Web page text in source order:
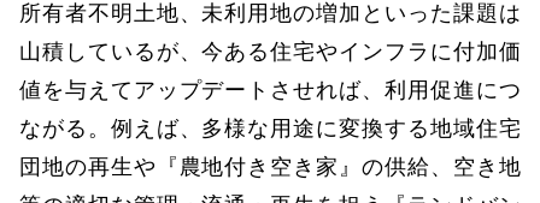
所有者不明土地、未利用地の増加といった課題は
山積しているが、今ある住宅やインフラに付加価
値を与えてアップデートさせれば、利用促進につ
ながる。例えば、多様な用途に変換する地域住宅
団地の再生や『農地付き空き家』の供給、空き地